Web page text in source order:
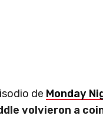
de Monday
volvieron a